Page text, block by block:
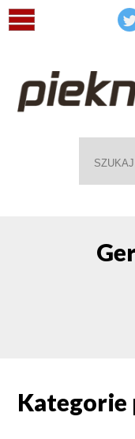
Kategorie